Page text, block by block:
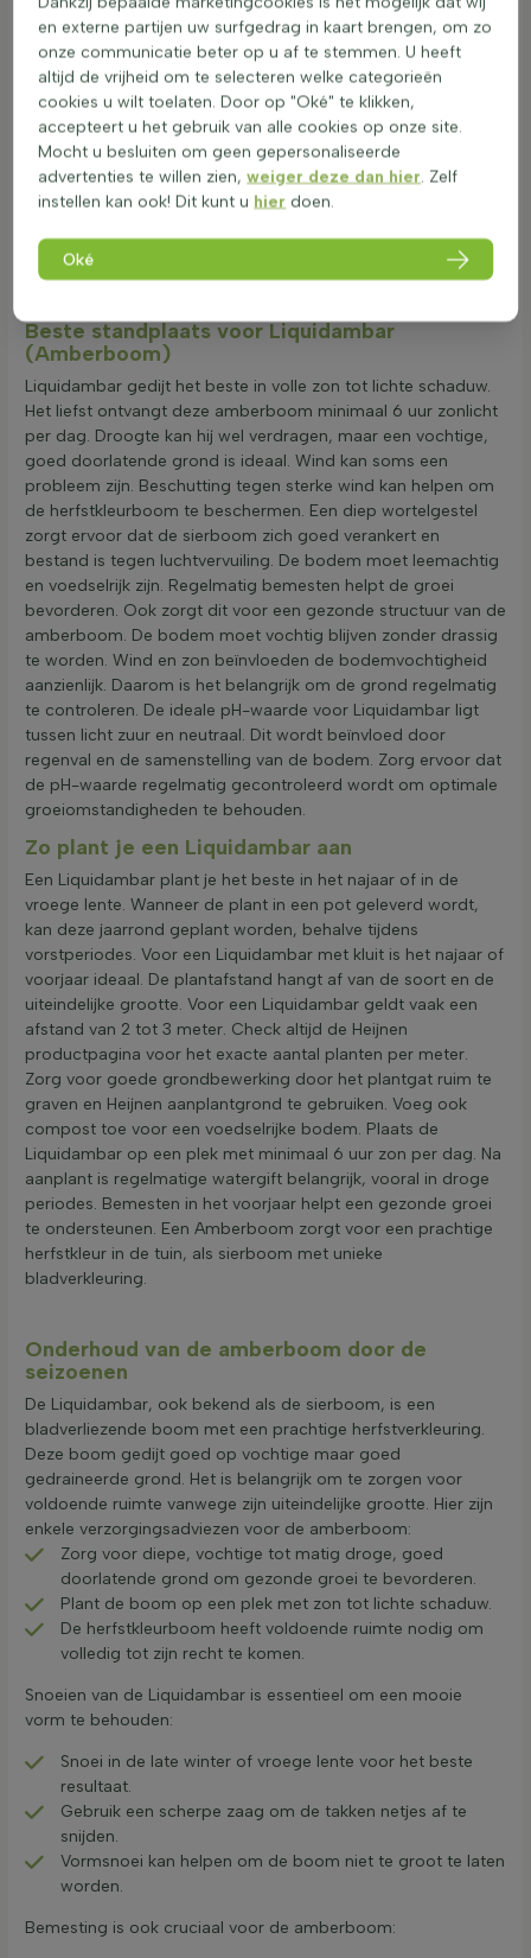
achtergrond voor de verfijnde bladeren van de Liquidambar.
Naast bomen, kunnen siergrassen zoals Pennisetum hun
speelse textuur toevoegen aan het geheel. De combinatie
met Betula, ofwel berken, zorgt voor een luchtig en elegant
effect. Liquidambar is geliefd om zijn spectaculaire
herfstverkleuring als statigeheester. Ginkgo biedt met zijn
unieke bladvorm een interessante aanvulling. Deze
combinaties zorgen voor een rijk en gevarieerd kleurenpalet
worden gecreëerd, waardoor een aantrekkelijke en
dynamische tuin ontstaat. Liquidambar (Amberboom) biedt
Beste standplaats voor Liquidambar
(Amberboom)
Liquidambar gedijt het beste in volle zon tot lichte schaduw.
Het liefst ontvangt deze amberboom minimaal 6 uur zonlicht
per dag. Droogte kan hij wel verdragen, maar een vochtige,
goed doorlatende grond is ideaal. Wind kan soms een
probleem zijn. Beschutting tegen sterke wind kan helpen om
de herfstkleurboom te beschermen. Een diep wortelgestel
zorgt ervoor dat de sierboom zich goed verankert en
bestand is tegen luchtvervuiling. De bodem moet leemachtig
en voedselrijk zijn. Regelmatig bemesten helpt de groei
bevorderen. Ook zorgt dit voor een gezonde structuur van de
amberboom. De bodem moet vochtig blijven zonder drassig
te worden. Wind en zon beïnvloeden de bodemvochtigheid
aanzienlijk. Daarom is het belangrijk om de grond regelmatig
te controleren. De ideale pH-waarde voor Liquidambar ligt
tussen licht zuur en neutraal. Dit wordt beïnvloed door
regenval en de samenstelling van de bodem. Zorg ervoor dat
de pH-waarde regelmatig gecontroleerd wordt om optimale
groeiomstandigheden te behouden.
Zo plant je een Liquidambar aan
Een Liquidambar plant je het beste in het najaar of in de
vroege lente. Wanneer de plant in een pot geleverd wordt,
kan deze jaarrond geplant worden, behalve tijdens
vorstperiodes. Voor een Liquidambar met kluit is het najaar of
voorjaar ideaal. De plantafstand hangt af van de soort en de
uiteindelijke grootte. Voor een Liquidambar geldt vaak een
afstand van 2 tot 3 meter. Check altijd de Heijnen
productpagina voor het exacte aantal planten per meter.
Zorg voor goede grondbewerking door het plantgat ruim te
graven en Heijnen aanplantgrond te gebruiken. Voeg ook
compost toe voor een voedselrijke bodem. Plaats de
Liquidambar op een plek met minimaal 6 uur zon per dag. Na
aanplant is regelmatige watergift belangrijk, vooral in droge
periodes. Bemesten in het voorjaar helpt een gezonde groei
te ondersteunen. Een Amberboom zorgt voor een prachtige
herfstkleur in de tuin, als sierboom met unieke
bladverkleuring.
Onderhoud van de amberboom door de
seizoenen
De Liquidambar, ook bekend als de sierboom, is een
bladverliezende boom met een prachtige herfstverkleuring.
Deze boom gedijt goed op vochtige maar goed
gedraineerde grond. Het is belangrijk om te zorgen voor
voldoende ruimte vanwege zijn uiteindelijke grootte. Hier zijn
enkele verzorgingsadviezen voor de amberboom:
Zorg voor diepe, vochtige tot matig droge, goed
doorlatende grond om gezonde groei te bevorderen.
Plant de boom op een plek met zon tot lichte schaduw.
De herfstkleurboom heeft voldoende ruimte nodig om
volledig tot zijn recht te komen.
Snoeien van de Liquidambar is essentieel om een mooie
vorm te behouden:
Snoei in de late winter of vroege lente voor het beste
resultaat.
Gebruik een scherpe zaag om de takken netjes af te
snijden.
Vormsnoei kan helpen om de boom niet te groot te laten
worden.
Bemesting is ook cruciaal voor de amberboom:
en externe partijen uw surfgedrag in kaart brengen, om zo
onze communicatie beter op u af te stemmen. U heeft
altijd de vrijheid om te selecteren welke categorieën
cookies u wilt toelaten. Door op "Oké" te klikken,
accepteert u het gebruik van alle cookies op onze site.
Mocht u besluiten om geen gepersonaliseerde
advertenties te willen zien,weiger deze dan hier. Zelf
instellen kan ook! Dit kunt u hier doen.
Oké